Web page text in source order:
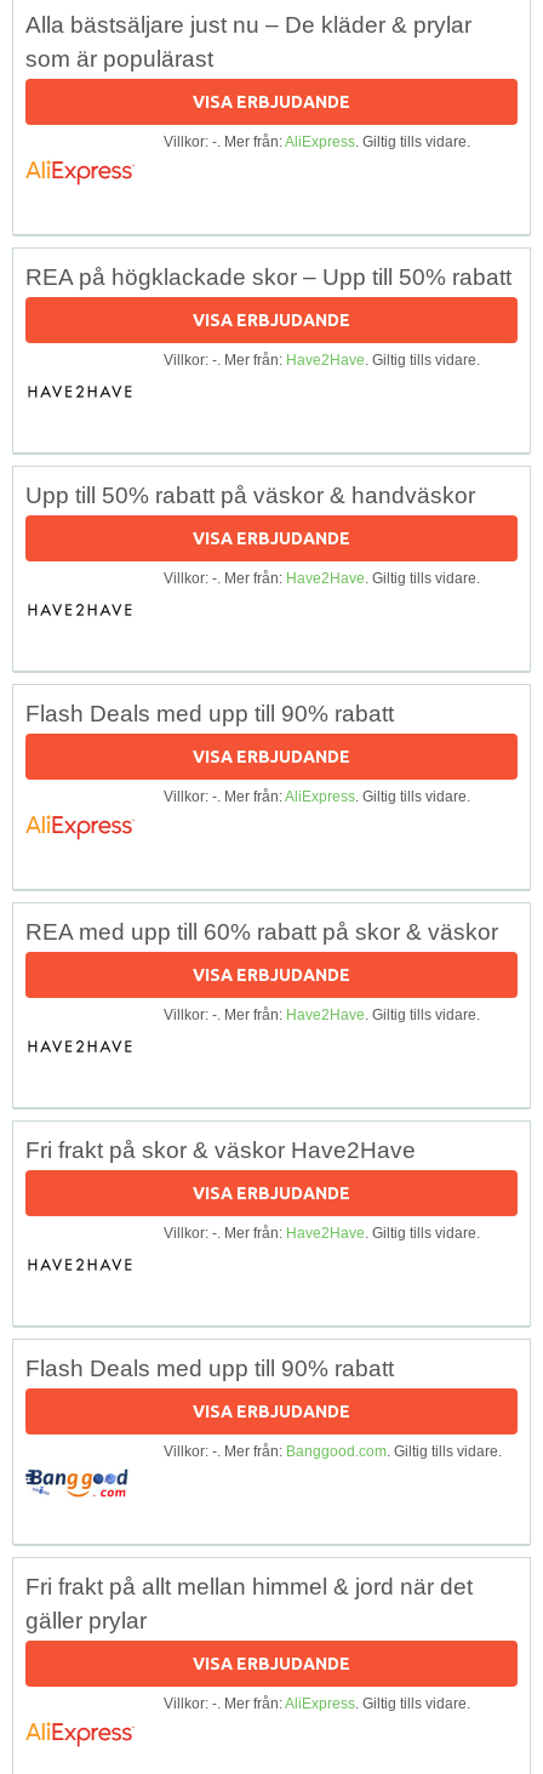
Alla bästsäljare just nu – De kläder & prylar
som är populärast
VISA ERBJUDANDE
Villkor: -. Mer från:AliExpress. Giltig tills vidare.
REA på högklackade skor – Upp till 50% rabatt
VISA ERBJUDANDE
Villkor: -. Mer från: Have2Have. Giltig tills vidare.
Upp till 50% rabatt på väskor & handväskor
VISA ERBJUDANDE
Villkor: -. Mer från: Have2Have. Giltig tills vidare.
Flash Deals med upp till 90% rabatt
VISA ERBJUDANDE
Villkor: -. Mer från:AliExpress. Giltig tills vidare.
REA med upp till 60% rabatt på skor & väskor
VISA ERBJUDANDE
Villkor: -. Mer från: Have2Have. Giltig tills vidare.
Fri frakt på skor & väskor Have2Have
VISA ERBJUDANDE
Villkor: -. Mer från: Have2Have. Giltig tills vidare.
Flash Deals med upp till 90% rabatt
VISA ERBJUDANDE
Villkor: -. Mer från: Banggood.com. Giltig tills vidare.
Fri frakt på allt mellan himmel & jord när det
gäller prylar
VISA ERBJUDANDE
Villkor: -. Mer från:AliExpress. Giltig tills vidare.